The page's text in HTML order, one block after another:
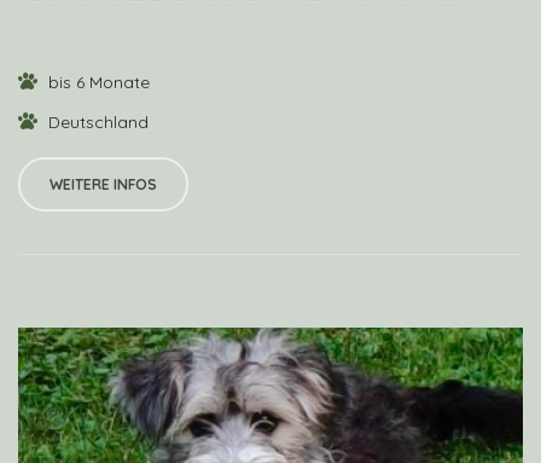
bis 6 Monate
Deutschland
WEITERE INFOS